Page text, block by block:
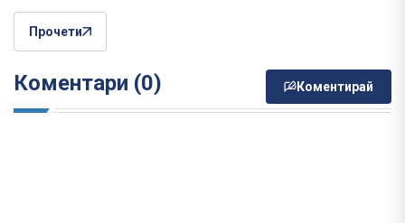
Прочети
Коментари (0) Коментирай